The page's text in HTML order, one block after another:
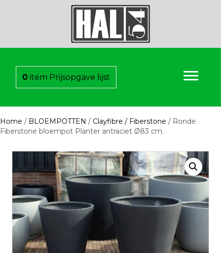
0 item Prijsopgave lijst
Home / BLOEMPOTTEN / Clayfibre / Fiberstone / Ronde
Fiberstone bloempot Planter antraciet Ø83 cm.